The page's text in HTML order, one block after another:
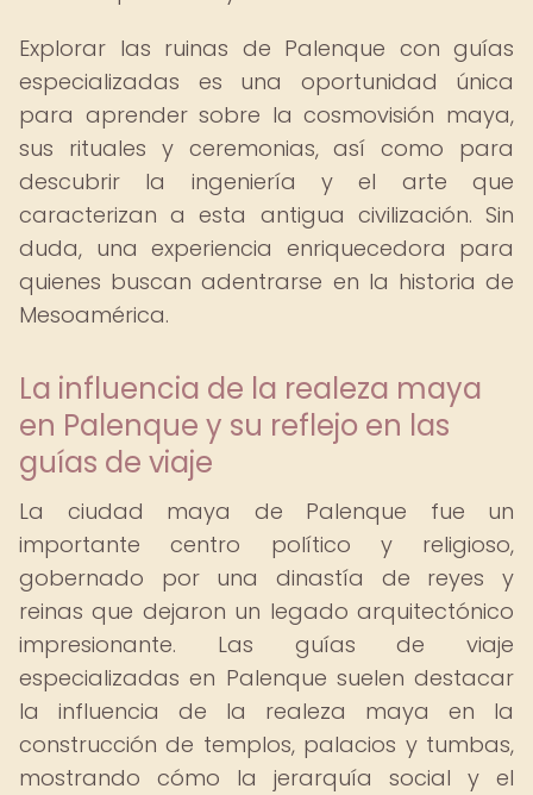
Explorar las ruinas de Palenque con guías
especializadas es una oportunidad única
para aprender sobre la cosmovisión maya,
sus rituales y ceremonias, así como para
descubrir la ingeniería y el arte que
caracterizan a esta antigua civilización. Sin
duda, una experiencia enriquecedora para
quienes buscan adentrarse en la historia de
Mesoamérica.
La influencia de la realeza maya
en Palenque y su reflejo en las
guías de viaje
La ciudad maya de Palenque fue un
importante centro político y religioso,
gobernado por una dinastía de reyes y
reinas que dejaron un legado arquitectónico
impresionante. Las guías de viaje
especializadas en Palenque suelen destacar
la influencia de la realeza maya en la
construcción de templos, palacios y tumbas,
mostrando cómo la jerarquía social y el